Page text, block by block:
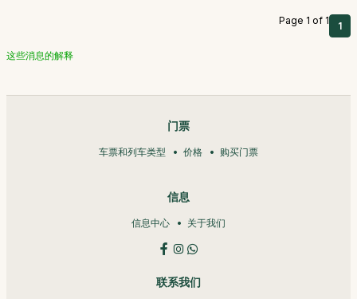
Page 1 of 1 1
这些消息的解释
门票
车票和列车类型 价格 购买门票
信息
信息中心 关于我们
联系我们